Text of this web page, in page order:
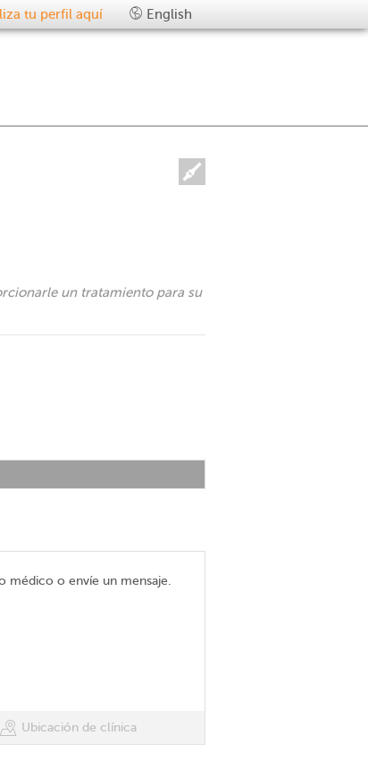
tu perfil aquí English
un tratamiento para su
médico o envíe un mensaje.
Ubicación de clínica